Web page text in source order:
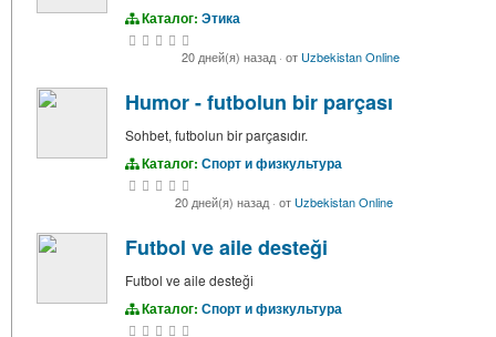
Каталог: Этика
20 дней(я) назад · от Uzbekistan Online
Humor - futbolun bir parçası
Sohbet, futbolun bir parçasıdır.
Каталог: Спорт и физкультура
20 дней(я) назад · от Uzbekistan Online
Futbol ve aile desteği
Futbol ve aile desteği
Каталог: Спорт и физкультура